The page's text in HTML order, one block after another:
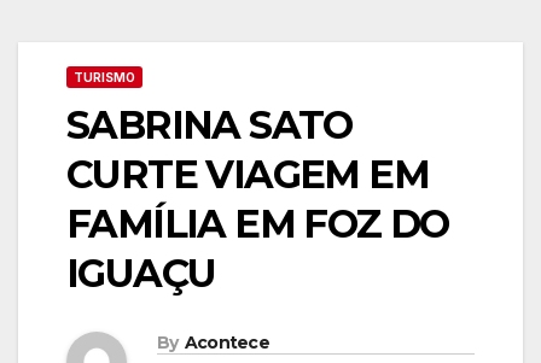
TURISMO
SABRINA SATO
CURTE VIAGEM EM
FAMÍLIA EM FOZ DO
IGUAÇU
By Acontece